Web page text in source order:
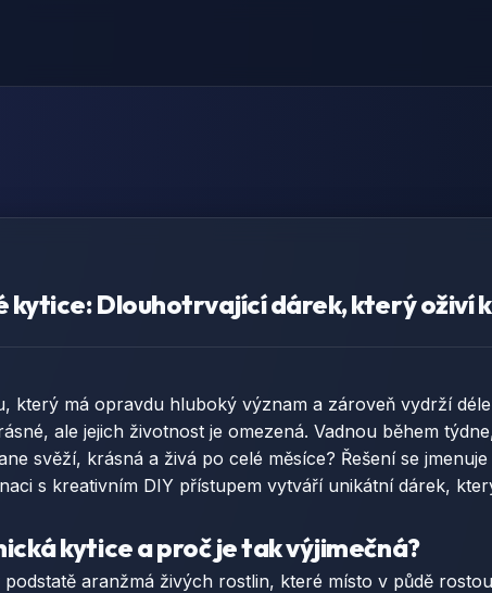
kytice: Dlouhotrvající dárek, který oživí
který má opravdu hluboký význam a zároveň vydrží
ale jejich životnost je omezená. Vadnou během
svěží, krásná a živá po celé měsíce? Řešení se
s kreativním DIY přístupem vytváří unikátní dárek,
kytice a proč je tak výjimečná?
aranžmá živých rostlin, které místo v půdě